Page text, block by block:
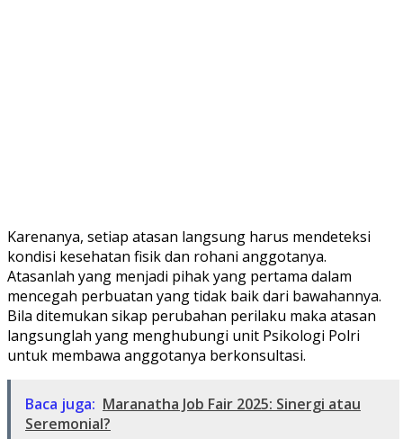
Karenanya, setiap atasan langsung harus mendeteksi
kondisi kesehatan fisik dan rohani anggotanya.
Atasanlah yang menjadi pihak yang pertama dalam
mencegah perbuatan yang tidak baik dari bawahannya.
Bila ditemukan sikap perubahan perilaku maka atasan
langsunglah yang menghubungi unit Psikologi Polri
untuk membawa anggotanya berkonsultasi.
Baca juga: Maranatha Job Fair 2025: Sinergi atau
Seremonial?